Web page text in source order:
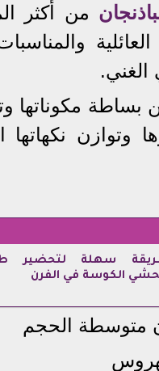
من أكثر
الغني.
بساطة مكوناتها
وتوازن نكهاتها
سهلة لتحضير
الكوسة في الفرن